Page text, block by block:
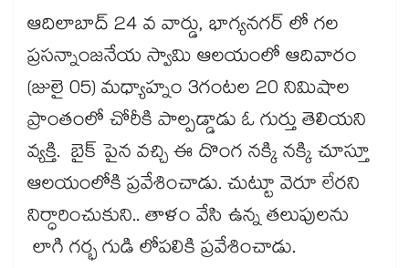
ఆదిలాబాద్ 24 వ వార్డు, భాగ్యనగర్ లో గల
ప్రసన్నాంజనేయ స్వామి ఆలయంలో ఆదివారం
(జులై 05) మధ్యాహ్నం 3గంటల 20 నిమిషాల
ప్రాంతంలో చోరీకి పాల్పడ్డాడు ఓ గుర్తు తెలియని
వ్యక్తి. బైక్ పైన వచ్చి ఈ దొంగ నక్కి నక్కి చూస్తూ
ఆలయంలోకి ప్రవేశించాడు. చుట్టూ వెరూ లేరని
నిర్ధారించుకుని.. తాళం వేసి ఉన్న తలుపులను
లాగి గర్భ గుడి లోపలికి ప్రవేశించాడు.